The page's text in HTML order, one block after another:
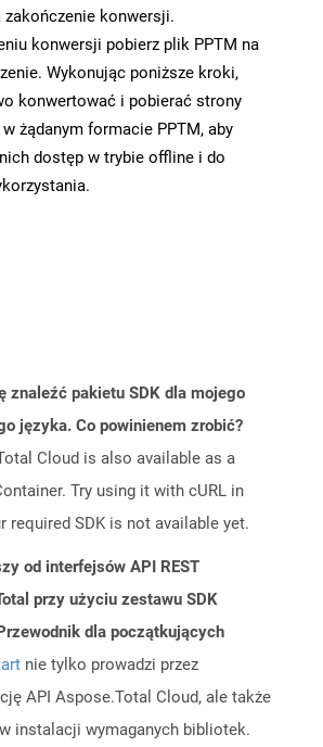
zakończenie konwersji.
konwersji pobierz plik PPTM na
Wykonując poniższe kroki,
konwertować i pobierać strony
żądanym formacie PPTM, aby
dostęp w trybie offline i do
znaleźć pakietu SDK dla mojego
języka. Co powinienem zrobić?
Cloud is also available as a
Try using it with cURL in
required SDK is not available yet.
od interfejsów API REST
przy użyciu zestawu SDK
dla początkujących
nie tylko prowadzi przez
API Aspose.Total Cloud, ale także
instalacji wymaganych bibliotek.